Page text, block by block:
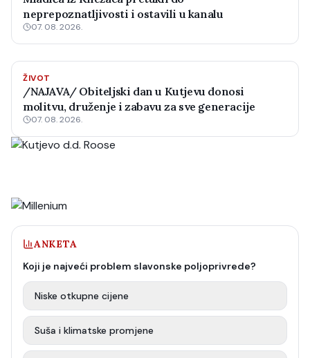
neprepoznatljivosti i ostavili u kanalu
07. 08. 2026.
ŽIVOT
/NAJAVA/ Obiteljski dan u Kutjevu donosi
molitvu, druženje i zabavu za sve generacije
07. 08. 2026.
ANKETA
Koji je najveći problem slavonske poljoprivrede?
Niske otkupne cijene
Suša i klimatske promjene